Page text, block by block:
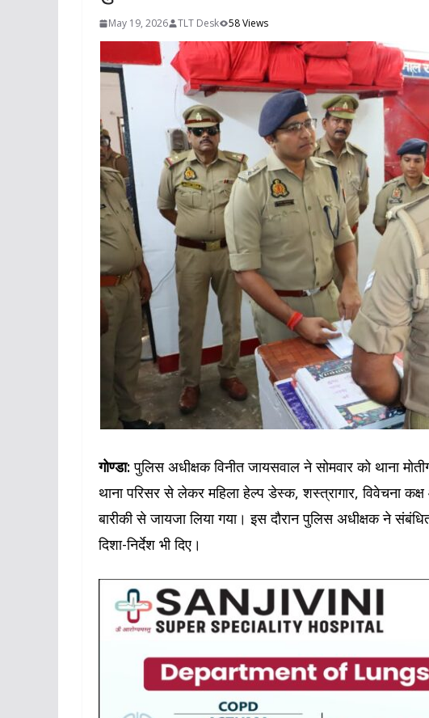
May 19, 2026 TLT Desk 58 Views
गोण्डा:पुलिस अधीक्षक विनीत जायसवाल ने सोमवार को थाना
थाना परिसर से लेकर महिला हेल्प डेस्क, शस्त्रागार, विवेचना
बारीकी से जायजा लिया गया। इस दौरान पुलिस अधीक्षक ने
दिशा-निर्देश भी दिए।